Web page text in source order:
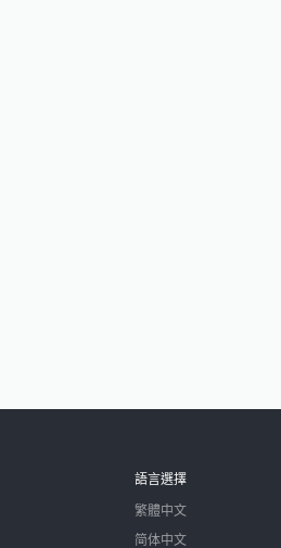
語言選擇
繁體中文
简体中文